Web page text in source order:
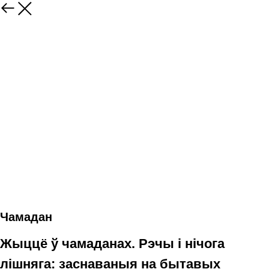
Чамадан
Жыццё ў чамаданах. Рэчы і нічога
лішняга: заснаваныя на бытавых